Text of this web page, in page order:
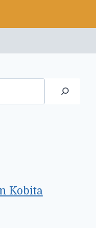
Kobita